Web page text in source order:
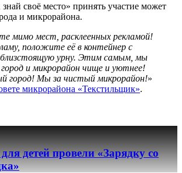
своё место» принять участие может
и микрорайона.
мимо мест, расклеенных рекламой!
положите её в контейнер с
близстоящую урну. Этим самым, мы
и микрорайон чище и уютнее!
город! Мы за чистый микрорайон!»
микрорайона «Текстильщик».
детей провели «Зарядку со